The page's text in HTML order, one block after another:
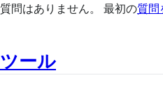
質問はありません。 最初の質問
ツール